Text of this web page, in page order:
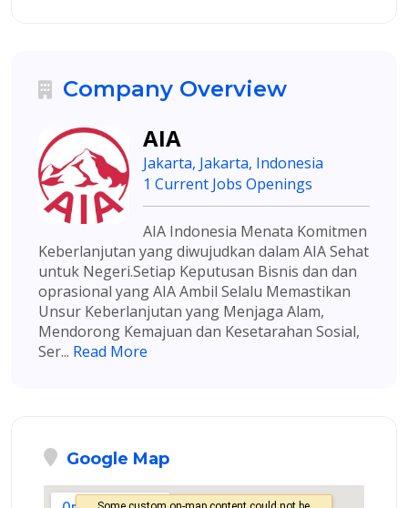
Company Overview
AIA
Jakarta, Jakarta, Indonesia
1 Current Jobs Openings
AIA Indonesia Menata Komitmen
Keberlanjutan yang diwujudkan dalam AIA Sehat
untuk Negeri.Setiap Keputusan Bisnis dan dan
oprasional yang AIA Ambil Selalu Memastikan
Unsur Keberlanjutan yang Menjaga Alam,
Mendorong Kemajuan dan Kesetarahan Sosial,
Ser... Read More
Google Map